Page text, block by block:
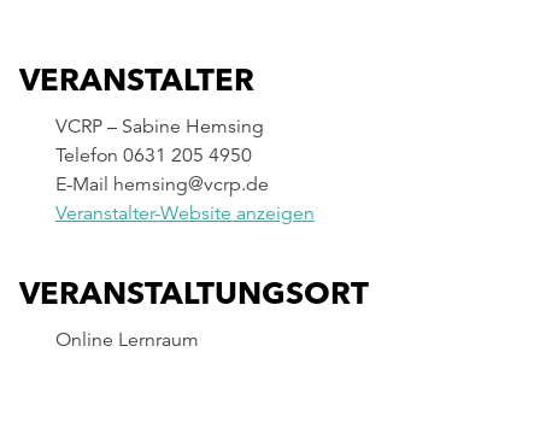
VERANSTALTUNGSORT
Online Lernraum
VERANSTALTER
VCRP – Sabine Hemsing
Telefon 0631 205 4950
E-Mail hemsing@vcrp.de
Veranstalter-Website anzeigen